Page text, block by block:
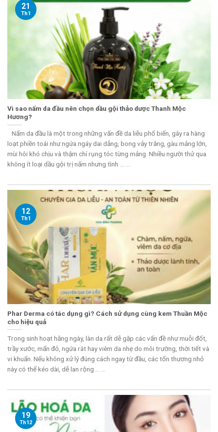
Vì sao nấm da đầu nên chọn dầu gội thảo dược Thanh Mộc
Hương?
Nấm da đầu là một trong những vấn đề da liễu phổ biến, gây ra hàng
loạt phiền toái như ngứa ngáy dai dẳng, bong vảy trắng, gàu mảng lớn,
mùi hôi khó chịu và thậm chí rụng tóc từng mảng. Nhiều người thử qua
không ít loại dầu gội trị nấm nhưng tình ... ...
21
Th1
Phar Derma có tác dụng gì? Cách sử dụng cùng kem Thuần Mộc
cho hiệu quả
Trong sinh hoạt hằng ngày, làn da rất dễ gặp các vấn đề như muỗi đốt,
trầy xước, mẩn đỏ, ngứa rát hay viêm da nhẹ do môi trường, thời tiết và
vi khuẩn. Nếu không xử lý đúng cách ngay từ đầu, các tổn thương nhỏ
này có thể kéo dài, dễ lan rộng ... ...
12
Th1
19
Th12